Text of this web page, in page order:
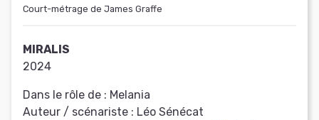
Court-métrage de James Graffe
MIRALIS
2024
Dans le rôle de : Melania
Auteur / scénariste : Léo Sénécat